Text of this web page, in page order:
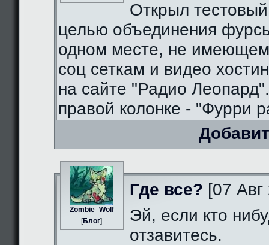
Открыл
целью объединения
одном месте, не
соц сеткам и видео
на сайте "Радио
правой колонке - "Фурри
Zombie_Wolf
[Блог]
Где все? [07
Эй, если кто
отзавитесь.